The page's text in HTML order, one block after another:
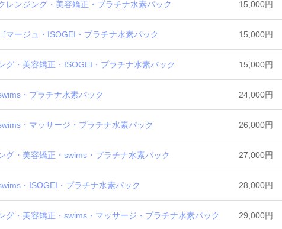
ンジング・美容矯正・プラチナ水素パック 15,000円
ージュ・ISOGEI・プラチナ水素パック 15,000円
・美容矯正・ISOGEI・プラチナ水素パック 15,000円
・プラチナ水素パック 24,000円
・マッサージ・プラチナ水素パック 26,000円
・美容矯正・swims・プラチナ水素パック 27,000円
・ISOGEI・プラチナ水素パック 28,000円
・美容矯正・swims・マッサージ・プラチナ水素パック 29,000円